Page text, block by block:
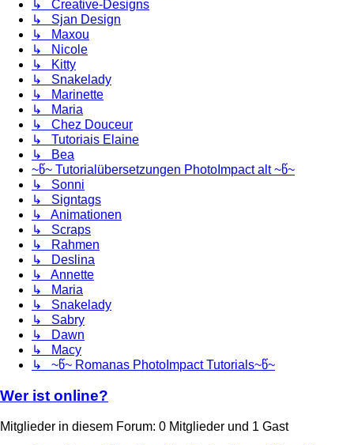
↳ Creative-Designs
↳ Sjan Design
↳ Maxou
↳ Nicole
↳ Kitty
↳ Snakelady
↳ Marinette
↳ Maria
↳ Chez Douceur
↳ Tutoriais Elaine
↳ Bea
~წ~ Tutorialübersetzungen PhotoImpact alt ~წ~
↳ Sonni
↳ Signtags
↳ Animationen
↳ Scraps
↳ Rahmen
↳ Deslina
↳ Annette
↳ Maria
↳ Snakelady
↳ Sabry
↳ Dawn
↳ Macy
↳ ~წ~ Romanas PhotoImpact Tutorials~წ~
Wer ist online?
Mitglieder in diesem Forum: 0 Mitglieder und 1 Gast